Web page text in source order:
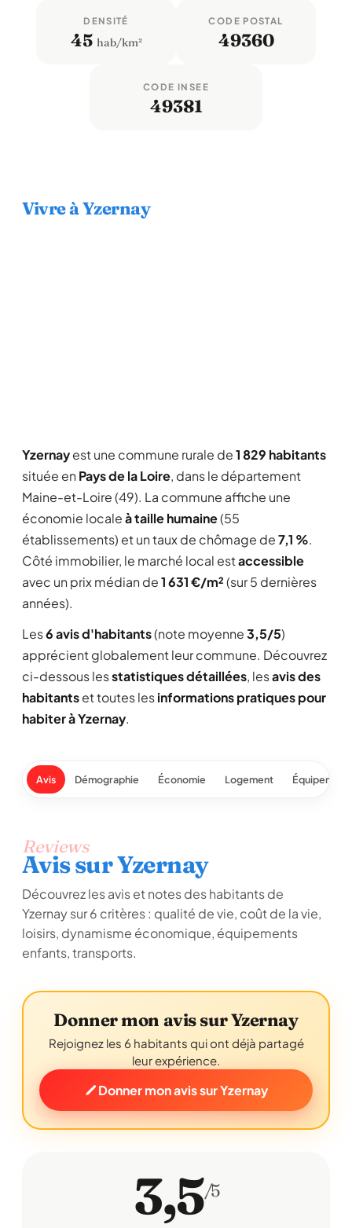
DENSITÉ
45 hab/km²
CODE POSTAL
49360
CODE INSEE
49381
Vivre à Yzernay
Yzernayest une commune rurale de1 829 habitants
située en Pays de la Loire, dans le département
Maine-et-Loire (49). La commune affiche une
économie localeà taille humaine(55
établissements) et un taux de chômage de7,1 %.
Côté immobilier, le marché local estaccessible
avec un prix médian de1 631 €/m²(sur 5 dernières
années).
Les6 avis d'habitants(note moyenne3,5/5)
apprécient globalement leur commune. Découvrez
ci-dessous lesstatistiques détaillées, lesavis des
habitantset toutes lesinformations pratiques pour
habiter à Yzernay.
Avis Démographie Économie Logement
Reviews
Avis sur Yzernay
Découvrez les avis et notes des habitants de
Yzernay sur 6 critères : qualité de vie, coût de la vie,
loisirs, dynamisme économique, équipements
enfants, transports.
Donner mon avis sur Yzernay
Rejoignez les 6 habitants qui ont déjà partagé
leur expérience.
Donner mon avis sur Yzernay
3,5/5